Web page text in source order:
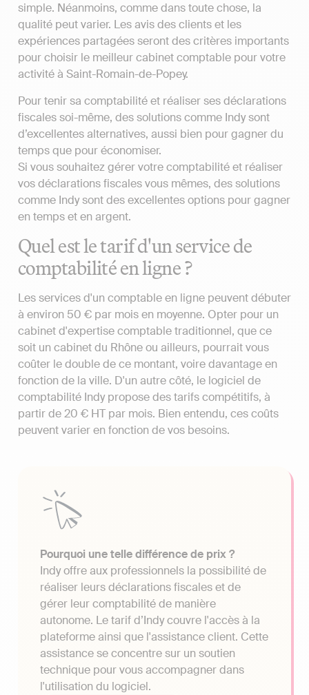
simple. Néanmoins, comme dans toute chose, la
qualité peut varier. Les avis des clients et les
expériences partagées seront des critères importants
pour choisir le meilleur cabinet comptable pour votre
activité à Saint-Romain-de-Popey.
Pour tenir sa comptabilité et réaliser ses déclarations
fiscales soi-même, des solutions comme Indy sont
d’excellentes alternatives, aussi bien pour gagner du
temps que pour économiser.
Si vous souhaitez gérer votre comptabilité et réaliser
vos déclarations fiscales vous mêmes, des solutions
comme Indy sont des excellentes options pour gagner
en temps et en argent.
Quel est le tarif d'un service de
comptabilité en ligne ?
Les services d'un comptable en ligne peuvent débuter
à environ 50 € par mois en moyenne. Opter pour un
cabinet d'expertise comptable traditionnel, que ce
soit un cabinet du Rhône ou ailleurs, pourrait vous
coûter le double de ce montant, voire davantage en
fonction de la ville. D'un autre côté, le logiciel de
comptabilité Indy propose des tarifs compétitifs, à
partir de 20 € HT par mois. Bien entendu, ces coûts
peuvent varier en fonction de vos besoins.
Pourquoi une telle différence de prix ?
Indy offre aux professionnels la possibilité de
réaliser leurs déclarations fiscales et de
gérer leur comptabilité de manière
autonome. Le tarif d’Indy couvre l'accès à la
plateforme ainsi que l'assistance client. Cette
assistance se concentre sur un soutien
technique pour vous accompagner dans
l'utilisation du logiciel.